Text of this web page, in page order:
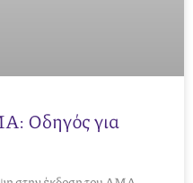
Οδηγός για